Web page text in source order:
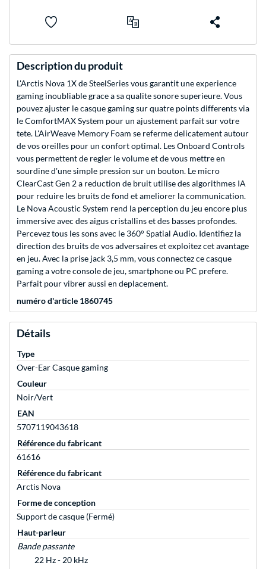
Description du produit
L'Arctis Nova 1X de SteelSeries vous garantit une experience
gaming inoubliable grace a sa qualite sonore superieure. Vous
pouvez ajuster le casque gaming sur quatre points differents via
le ComfortMAX System pour un ajustement parfait sur votre
tete. L'AirWeave Memory Foam se referme delicatement autour
de vos oreilles pour un confort optimal. Les Onboard Controls
vous permettent de regler le volume et de vous mettre en
sourdine d'une simple pression sur un bouton. Le micro
ClearCast Gen 2 a reduction de bruit utilise des algorithmes IA
pour reduire les bruits de fond et ameliorer la communication.
Le Nova Acoustic System rend la perception du jeu encore plus
immersive avec des aigus cristallins et des basses profondes.
Percevez tous les sons avec le 360° Spatial Audio. Identifiez la
direction des bruits de vos adversaires et exploitez cet avantage
en jeu. Avec la prise jack 3,5 mm, vous connectez ce casque
gaming a votre console de jeu, smartphone ou PC prefere.
Parfait pour vibrer aussi en deplacement.
numéro d'article 1860745
Détails
Type
Over-Ear Casque gaming
Couleur
Noir/Vert
EAN
5707119043618
Référence du fabricant
61616
Référence du fabricant
Arctis Nova
Forme de conception
Support de casque (Fermé)
Haut-parleur
Bande passante
22 Hz - 20 kHz